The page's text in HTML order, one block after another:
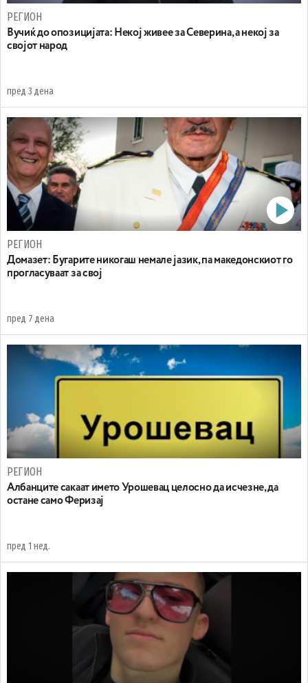
РЕГИОН
Вучиќ до опозицијата: Некој живее за Северина, а некој за
својот народ
пред 3 дена
РЕГИОН
Домазет: Бугарите никогаш немале јазик, па македонскиот го
прогласуваат за свој
пред 7 дена
РЕГИОН
Aлбанците сакаат името Урошевац целосно да исчезне, да
остане само Феризај
пред 1 нед.